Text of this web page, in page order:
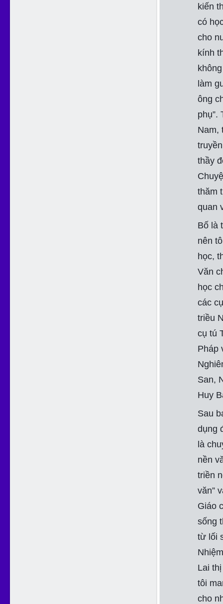
kiến
có
cho
kính
làm
ông
phụ”.
Nam,
thầy
thăm
quan
Bố là
nên
học,
Văn
học
các
triều
cụ tú
Pháp
San,
Huy
Sau
dụng
là
nền
triền
văn”
Giáo
sống
từ lối
Lai
tôi
cho